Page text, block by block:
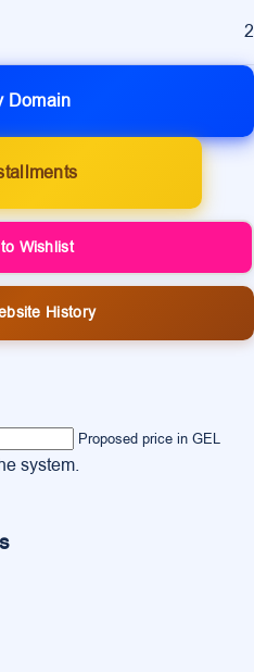
2
Domain
Wishlist
History
Proposed price in GEL
system.